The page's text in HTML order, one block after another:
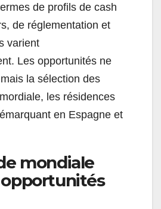
de profils de cash
de réglementation et
varient
Les opportunités ne
la sélection des
les résidences
en Espagne et
mondiale